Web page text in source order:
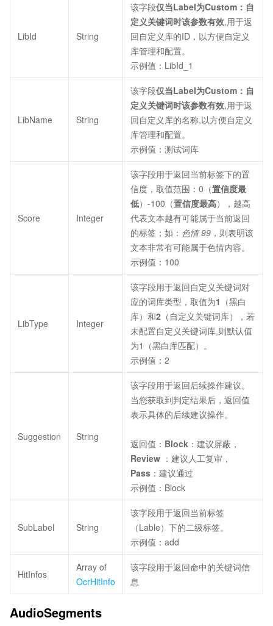
LibId String
该字段仅当Label为Custom：自
定义关键词时该参数有效,用于返
回自定义库的ID，以方便自定义
库管理和配置。
示例值：LibId_1
LibName String
该字段仅当Label为Custom：自
定义关键词时该参数有效,用于返
回自定义库的名称,以方便自定义
库管理和配置。
示例值：测试词库
Score Integer
该字段用于返回当前标签下的置
信度，取值范围：0（置信度最
低）-100（置信度最高），越高
代表文本越有可能属于当前返回
的标签；如： 色情 99 ，则表明该
文本非常有可能属于色情内容。
示例值：100
LibType Integer
该字段用于返回自定义关键词对
应的词库类型，取值为1 （黑白
库）和2 （自定义关键词库），若
未配置自定义关键词库,则默认值
为1（黑白库匹配）。
示例值：2
Suggestion String
该字段用于返回后续操作建议。
当您获取到判定结果后，返回值
表示具体的后续建议操作。
返回值： Block ：建议屏蔽，
Review ：建议人工复审，
Pass ：建议通过
示例值：Block
SubLabel String
该字段用于返回当前标签
（Lable）下的二级标签。
示例值：add
HitInfos
Array of
OcrHitInfo
该字段用于返回命中的关键词信
息
AudioSegments